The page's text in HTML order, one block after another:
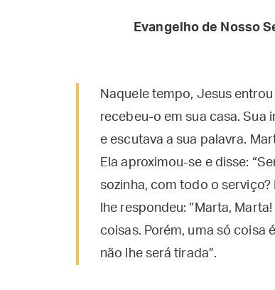
Evangelho de Nosso
Naquele tempo, Jesus
recebeu-o em sua casa. Sua
e escutava a sua palavra.
Ela aproximou-se e disse:
sozinha, com todo o serviço?
lhe respondeu: “Marta,
coisas. Porém, uma só coisa
não lhe será tirada”.